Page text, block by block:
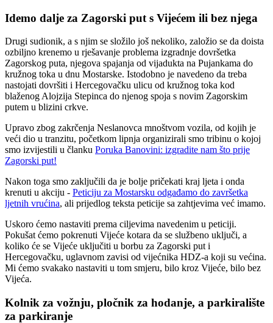
Idemo dalje za Zagorski put s Vijećem ili bez njega
Drugi sudionik, a s njim se složilo još nekoliko, založio se da doista
ozbiljno krenemo u rješavanje problema izgradnje dovršetka
Zagorskog puta, njegova spajanja od vijadukta na Pujankama do
kružnog toka u dnu Mostarske. Istodobno je navedeno da treba
nastojati dovršiti i Hercegovačku ulicu od kružnog toka kod
blaženog Alojzija Stepinca do njenog spoja s novim Zagorskim
putem u blizini crkve.
Upravo zbog zakrčenja Neslanovca mnoštvom vozila, od kojih je
veći dio u tranzitu, početkom lipnja organizirali smo tribinu o kojoj
smo izvijestili u članku Poruka Banovini: izgradite nam što prije
Zagorski put!
Nakon toga smo zaključili da je bolje pričekati kraj ljeta i onda
krenuti u akciju - Peticiju za Mostarsku odgađamo do završetka
ljetnih vrućina, ali prijedlog teksta peticije sa zahtjevima već imamo.
Uskoro ćemo nastaviti prema ciljevima navedenim u peticiji.
Pokušat ćemo pokrenuti Vijeće kotara da se službeno uključi, a
koliko će se Vijeće uključiti u borbu za Zagorski put i
Hercegovačku, uglavnom zavisi od vijećnika HDZ-a koji su većina.
Mi ćemo svakako nastaviti u tom smjeru, bilo kroz Vijeće, bilo bez
Vijeća.
Kolnik za vožnju, pločnik za hodanje, a parkiralište
za parkiranje